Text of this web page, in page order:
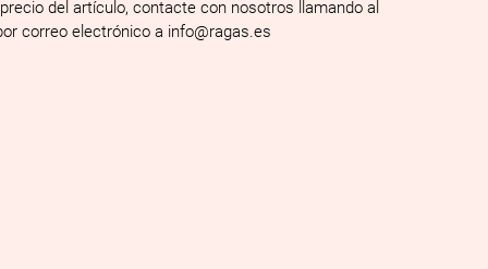
del artículo, contacte con nosotros llamando al
correo electrónico a info@ragas.es